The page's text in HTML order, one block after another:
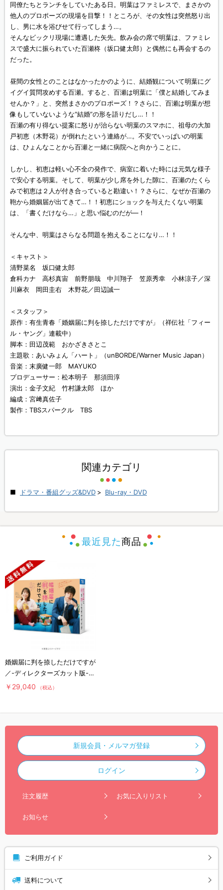
同僚たちとランチをしていたある日。明葉はファミレスで、まさかの
他人のプロポーズの現場を目撃！！ところが、その女性は突然怒り出
し、男に水を浴びせて行ってしまう…。
そんなビックリ現場に遭遇した矢先。飲み会の席で明葉は、ファミレ
スで盛大に振られていた百瀬柊（坂口健太郎）と偶然にも再会するの
だった。
昼間の女性とのことはなかったかのように、結婚観について明葉にグ
イグイ質問攻めする百瀬。すると、百瀬は明葉に「僕と結婚してみま
せんか？」と、突然まさかのプロポーズ！？さらに、百瀬は明葉が想
像もしていないような“結婚”の形を語りだし…！！
百瀬の有り得ない提案に怒りが治らない明葉のスマホに、祖母の大加
戸初恵（木野花）が倒れたという連絡が…。不安でいっぱいの明葉
は、ひょんなことから百瀬と一緒に病院へと向かうことに。
しかし、初恵は軽い心不全の発作で、病室に着いた時には元気な様子
で安心する明葉。そして、明葉が少し席を外した隙に、百瀬のたくら
みで初恵は２人が付き合っていると勘違い！？さらに、なぜか百瀬の
鞄から婚姻届が出てきて…！！初恵にショックを与えたくない明葉
は、「書くだけなら…」と思い悩むのだが―！
そんな中、明葉はさらなる問題を抱えることになり…！！
＜キャスト＞
清野菜名 坂口健太郎
倉科カナ 高杉真宙 前野朋哉 中川翔子 笠原秀幸 小林涼子／深
川麻衣 岡田圭右 木野花／田辺誠一
＜スタッフ＞
原作：有⽣⻘春「婚姻届に判を捺しただけですが」（祥伝社「フィー
ル・ヤング」連載中）
脚本：田辺茂範 おかざきさとこ
主題歌：あいみょん「ハート」（unBORDE/Warner Music Japan）
音楽：末廣健一郎 MAYUKO
プロデューサー：松本明子 那須田淳
演出：金子文紀 竹村謙太郎 ほか
編成：宮﨑真佐子
製作：TBSスパークル TBS
関連カテゴリ
ドラマ・番組グッズ&DVD > Blu-ray・DVD
最近見た商品
婚姻届に判を捺しただけですが
／-ディレクターズカット版-
Blu-ray BOX（送料無料・4枚
￥29,040 （税込）
新規会員・メルマガ登録
ログイン
注文履歴 お気に入りリスト
お知らせ
ご利用ガイド
送料について